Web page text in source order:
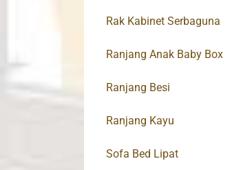
Rak Kabinet Serbaguna
Ranjang Anak Baby Box
Ranjang Besi
Ranjang Kayu
Sofa Bed Lipat